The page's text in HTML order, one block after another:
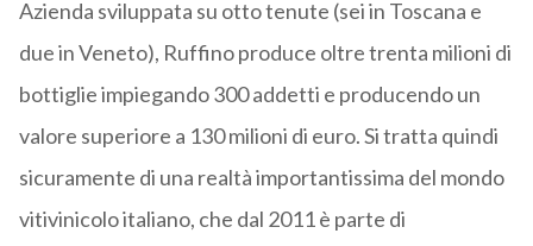
Azienda sviluppata su otto tenute (sei in Toscana e
due in Veneto), Ruffino produce oltre trenta milioni di
bottiglie impiegando 300 addetti e producendo un
valore superiore a 130 milioni di euro. Si tratta quindi
sicuramente di una realtà importantissima del mondo
vitivinicolo italiano, che dal 2011 è parte di